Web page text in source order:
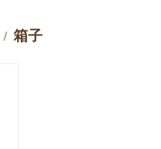
箱子